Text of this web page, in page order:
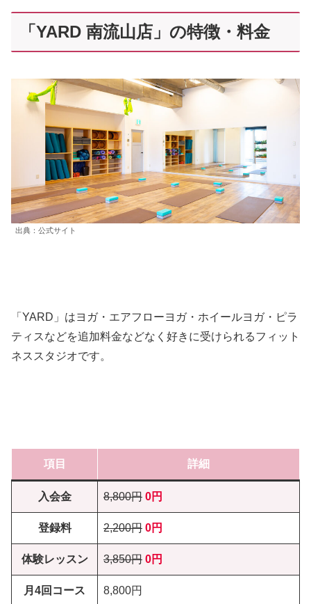
「YARD 南流山店」の特徴・料金
出典：公式サイト
「YARD」はヨガ・エアフローヨガ・ホイールヨガ・ピラ
ティスなどを追加料金などなく好きに受けられるフィット
ネススタジオです。
項目 詳細
入会金 8,800円 0円
登録料 2,200円 0円
体験レッスン 3,850円 0円
月4回コース 8,800円